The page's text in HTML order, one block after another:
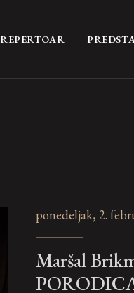
REPERTOAR
ponedeljak, 2.
Maršal